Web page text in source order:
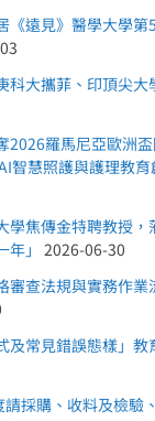
《遠見》醫學大學第
大攜菲、印頂尖大
2026羅馬尼亞歐洲
智慧照護與護理教
學焦傳金特聘教授，
」
2026-06-30
查法規與實務作業
及常見錯誤態樣」教
採購、收料及檢驗